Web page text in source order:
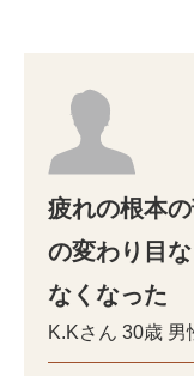
疲れの根本
の変わり目
なくなった
K.Kさん 30歳 男